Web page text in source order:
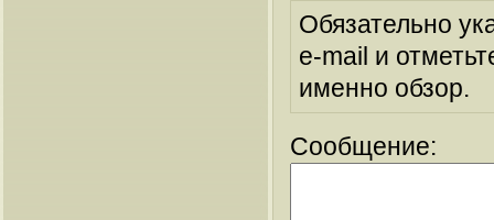
Обязательно
e-mail и
именно обзор.
Сообщение: